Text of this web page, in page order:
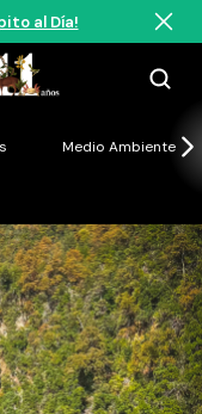
al Día!
Medio Ambiente